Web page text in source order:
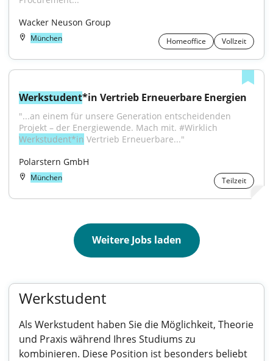
Wacker Neuson Group
München Homeoffice Vollzeit
Werkstudent*in Vertrieb Erneuerbare Energien
"...an einem für unsere Generation entscheidenden
Werkstudent*in Vertrieb Erneuerbare..."
Polarstern GmbH
München Teilzeit
Weitere Jobs laden
Werkstudent
Als Werkstudent haben Sie die Möglichkeit, Theorie
und Praxis während Ihres Studiums zu
kombinieren. Diese Position ist besonders beliebt